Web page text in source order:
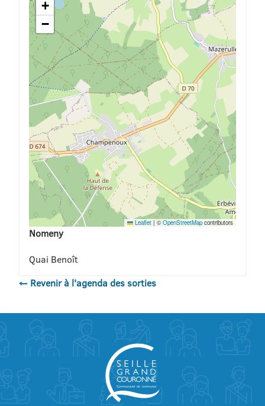
+
−
Leaflet | ©OpenStreetMap contributors
Nomeny
Quai Benoît
← Revenir à l'agenda des sorties